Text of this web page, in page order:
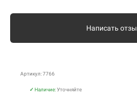
Написать
Артикул: 7766
✓ Наличие:Уточняйте